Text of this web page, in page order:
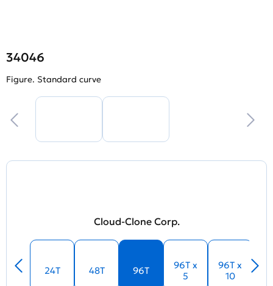
34046
Figure. Standard curve
Cloud-Clone Corp.
24T 48T 96T
96T x
5
96T x
10